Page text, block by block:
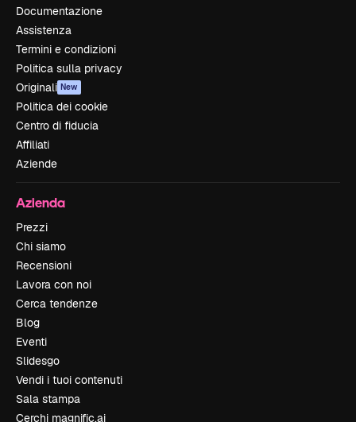
Documentazione
Assistenza
Termini e condizioni
Politica sulla privacy
Originali New
Politica dei cookie
Centro di fiducia
Affiliati
Aziende
Azienda
Prezzi
Chi siamo
Recensioni
Lavora con noi
Cerca tendenze
Blog
Eventi
Slidesgo
Vendi i tuoi contenuti
Sala stampa
Cerchi magnific.ai